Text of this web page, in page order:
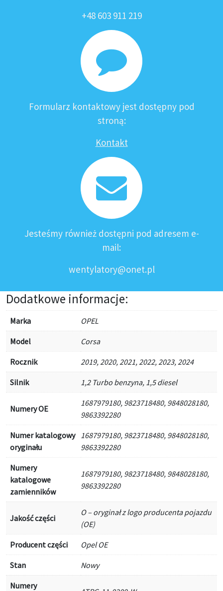
+48 603 911 219
Formularz kontaktowy jest dostępny pod
stroną:
Kontakt
Jesteśmy również dostępni pod adresem e-
mail:
wentylatory@onet.pl
Dodatkowe informacje:
Marka OPEL
Model Corsa
Rocznik 2019, 2020, 2021, 2022, 2023, 2024
Silnik 1,2 Turbo benzyna, 1,5 diesel
Numery OE
1687979180, 9823718480, 9848028180,
9863392280
Numer katalogowy
oryginału
1687979180, 9823718480, 9848028180,
9863392280
Numery
katalogowe
zamienników
1687979180, 9823718480, 9848028180,
9863392280
Jakość części
O – oryginał z logo producenta pojazdu
(OE)
Producent części Opel OE
Stan Nowy
Numery